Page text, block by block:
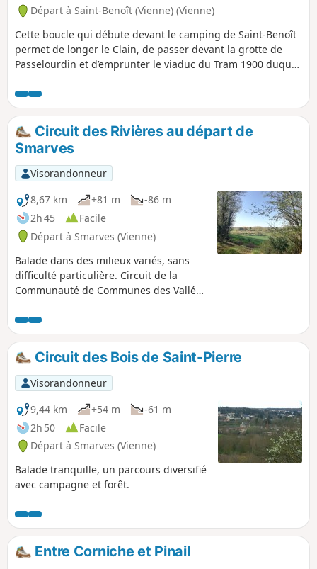
Départ à Saint-Benoît (Vienne) (Vienne)
Cette boucle qui débute devant le camping de Saint-Benoît
permet de longer le Clain, de passer devant la grotte de
Passelourdin et d’emprunter le viaduc du Tram 1900 duquel
Circuit des Rivières au départ de
Smarves
Visorandonneur
8,67 km
+81 m
-86 m
2h 45
Facile
Départ à Smarves (Vienne)
Balade dans des milieux variés, sans
difficulté particulière. Circuit de la
Communauté de Communes des Vallées
Circuit des Bois de Saint-Pierre
Visorandonneur
9,44 km
+54 m
-61 m
2h 50
Facile
Départ à Smarves (Vienne)
Balade tranquille, un parcours diversifié
avec campagne et forêt.
Entre Corniche et Pinail